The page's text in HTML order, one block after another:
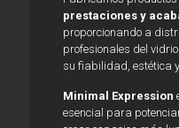
prestaciones y
proporcionando a
profesionales del
su fiabilidad, estética
Minimal Expression
esencial para